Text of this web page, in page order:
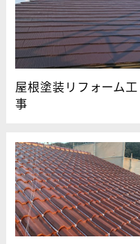
屋根塗装リフォーム工
事